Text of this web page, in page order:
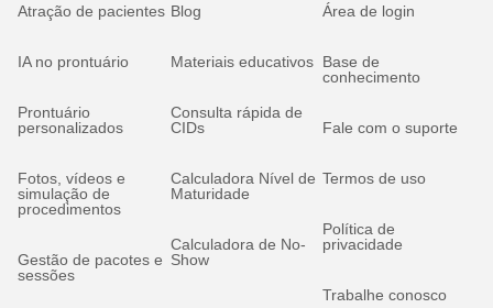
Atração de pacientes
IA no prontuário
Prontuário
personalizados
Fotos, vídeos e
simulação de
procedimentos
Gestão de pacotes e
sessões
Blog
Materiais educativos
Consulta rápida de
CIDs
Calculadora Nível de
Maturidade
Calculadora de No-
Show
Área de login
Base de
conhecimento
Fale com o suporte
Termos de uso
Política de
privacidade
Trabalhe conosco